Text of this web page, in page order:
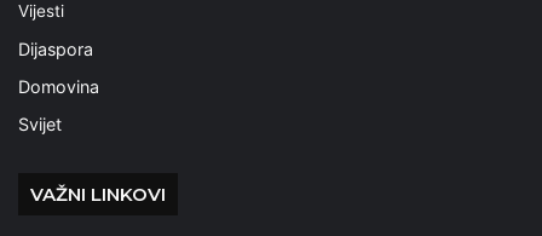
Vijesti
Dijaspora
Domovina
Svijet
VAŽNI LINKOVI